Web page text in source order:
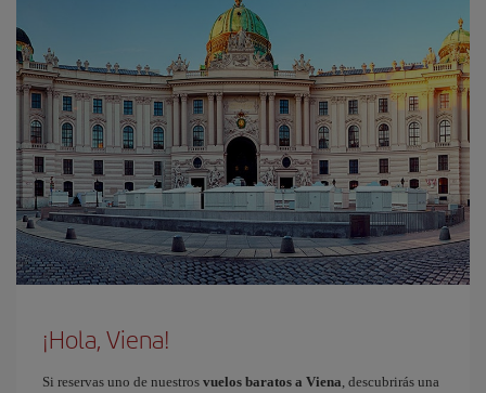
¡Hola, Viena!
Si reservas uno de nuestros vuelos baratos a Viena, descubrirás una